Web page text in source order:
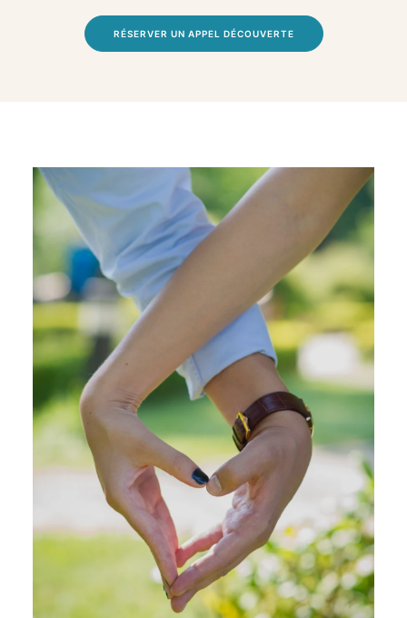
RÉSERVER UN APPEL DÉCOUVERTE